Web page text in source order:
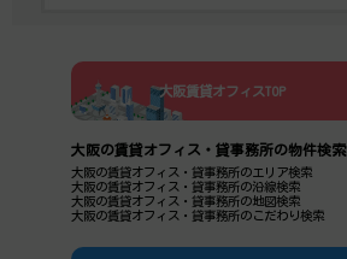
大阪賃貸オフィスTOP
大阪の賃貸オフィス・貸事務所の物件検索
大阪の賃貸オフィス・貸事務所のエリア検索
大阪の賃貸オフィス・貸事務所の沿線検索
大阪の賃貸オフィス・貸事務所の地図検索
大阪の賃貸オフィス・貸事務所のこだわり検索